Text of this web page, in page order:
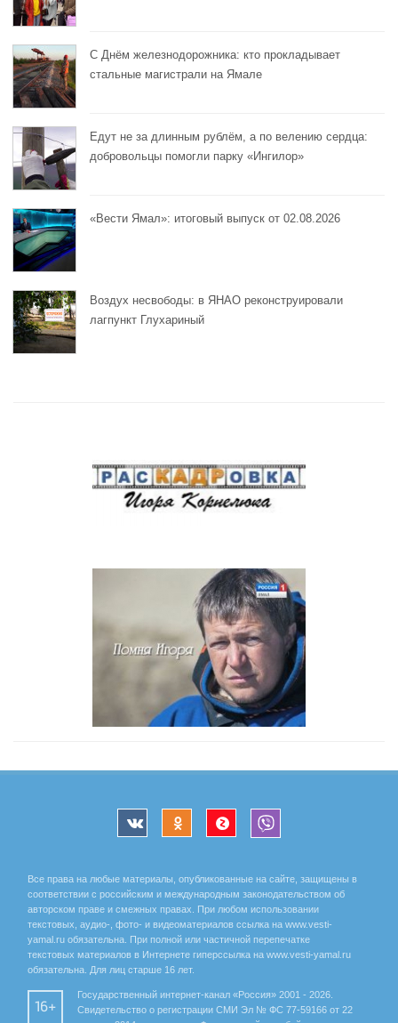
С Днём железнодорожника: кто прокладывает
стальные магистрали на Ямале
Едут не за длинным рублём, а по велению сердца:
добровольцы помогли парку «Ингилор»
«Вести Ямал»: итоговый выпуск от 02.08.2026
Воздух несвободы: в ЯНАО реконструировали
лагпункт Глухариный
Все права на любые материалы, опубликованные на сайте, защищены в
соответствии с российским и международным законодательством об
авторском праве и смежных правах. При любом использовании
текстовых, аудио-, фото- и видеоматериалов ссылка на www.vesti-
yamal.ru обязательна. При полной или частичной перепечатке
текстовых материалов в Интернете гиперссылка на www.vesti-yamal.ru
обязательна. Для лиц старше 16 лет.
16+
Государственный интернет-канал «Россия» 2001 - 2026.
Свидетельство о регистрации СМИ Эл № ФС 77-59166 от 22